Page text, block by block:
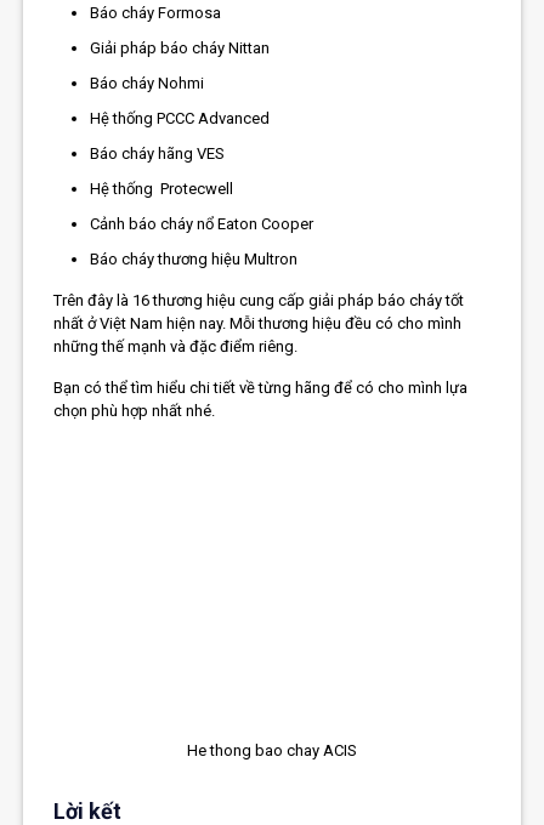
Báo cháy Formosa
Giải pháp báo cháy Nittan
Báo cháy Nohmi
Hệ thống PCCC Advanced
Báo cháy hãng VES
Hệ thống Protecwell
Cảnh báo cháy nổ Eaton Cooper
Báo cháy thương hiệu Multron
Trên đây là 16 thương hiệu cung cấp giải pháp báo cháy tốt
nhất ở Việt Nam hiện nay. Mỗi thương hiệu đều có cho mình
những thế mạnh và đặc điểm riêng.
Bạn có thể tìm hiểu chi tiết về từng hãng để có cho mình lựa
chọn phù hợp nhất nhé.
He thong bao chay ACIS
Lời kết